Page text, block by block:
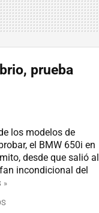
prueba
los modelos de
el BMW 650i en
desde que salió al
incondicional del
»